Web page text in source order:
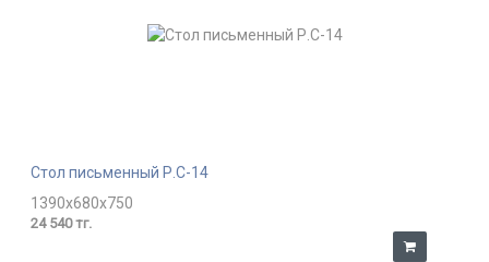
Стол письменный Р.С-14
1390x680x750
24 540 тг.